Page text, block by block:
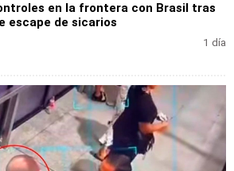
en la frontera con Brasil tras
escape de sicarios
1 día